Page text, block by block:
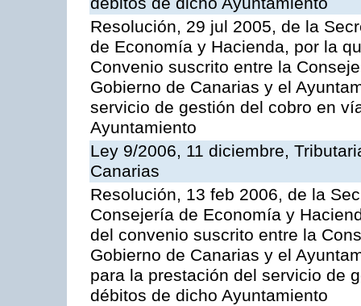
Resolución, 29 jul 2005, de la
de Economía y Hacienda, por la
Convenio suscrito entre la
Gobierno de Canarias y el
servicio de gestión del cobro en
Ayuntamiento
Ley 9/2006, 11 diciembre,
Canarias
Resolución, 13 feb 2006, de la
Consejería de Economía y
del convenio suscrito entre la
Gobierno de Canarias y el
para la prestación del servicio de
débitos de dicho Ayuntamiento